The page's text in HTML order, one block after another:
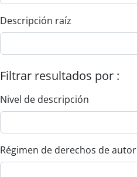
Descripción raíz
Filtrar resultados por :
Nivel de descripción
Régimen de derechos de autor